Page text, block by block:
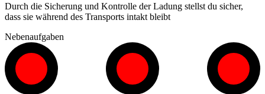
Durch die Sicherung und Kontrolle der Ladung stellst du sicher,
dass sie während des Transports intakt bleibt
Nebenaufgaben